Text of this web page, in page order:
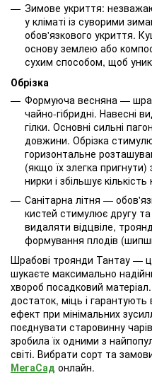
Зимове укриття:
у кліматі із суворими
обов'язкового укриття.
основу землею або
сухим способом, щоб
Обрізка
Формуюча весняна —
чайно-гібридні. Навесні
гілки. Основні сильні
довжини. Обрізка
горизонтальне
(якщо їх злегка
нирки і збільшує кількість
Санітарна літня —
кистей стимулює другу
видаляти відцвіле,
формування плодів
Шрабові троянди Тантау —
шукаєте максимально
хвороб посадковий
достаток, міць і
ефект при мінімальних
поєднувати старовинну
зробила їх одними з
світі. Вибрати сорт та
МегаСад онлайн.